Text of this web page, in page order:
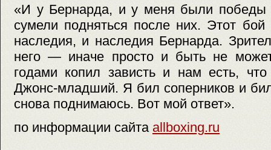
«И у Бернарда, и у меня были
сумели подняться после них. Этот
наследия, и наследия Бернарда.
него — иначе просто и быть не
годами копил зависть и нам есть,
Джонс-младший. Я бил соперников и
снова поднимаюсь. Вот мой ответ».
по информации сайта allboxing.ru